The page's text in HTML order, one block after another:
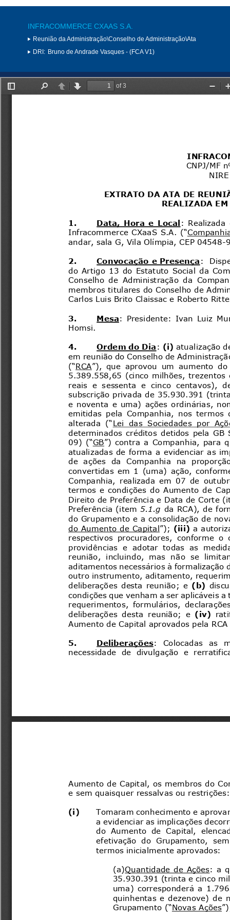
INFRACOMMERCE CXAAS S.A.
Reunião da Administração\Conselho de Administração\Ata
DRI: Bruno de Andrade Vasques - (FCA V1)